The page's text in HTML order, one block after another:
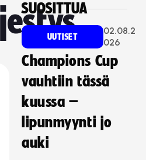
SUOSITTUA
UUTISET
02.08.2
026
Champions Cup
vauhtiin tässä
kuussa –
lipunmyynti jo
auki